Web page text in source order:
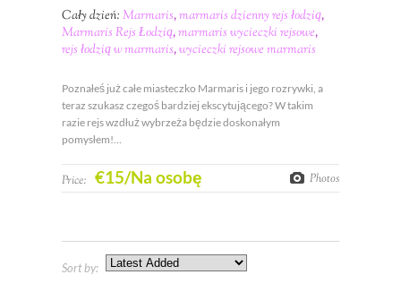
Cały dzień: Marmaris,marmaris dzienny rejs łodzią,
Marmaris Rejs Łodzią,marmaris wycieczki rejsowe,
rejs łodzią w marmaris,wycieczki rejsowe marmaris
Poznałeś już całe miasteczko Marmaris i jego rozrywki, a
teraz szukasz czegoś bardziej ekscytującego? W takim
razie rejs wzdłuż wybrzeża będzie doskonałym
pomysłem!…
Price: €15/Na osobę Photos
Sort by: